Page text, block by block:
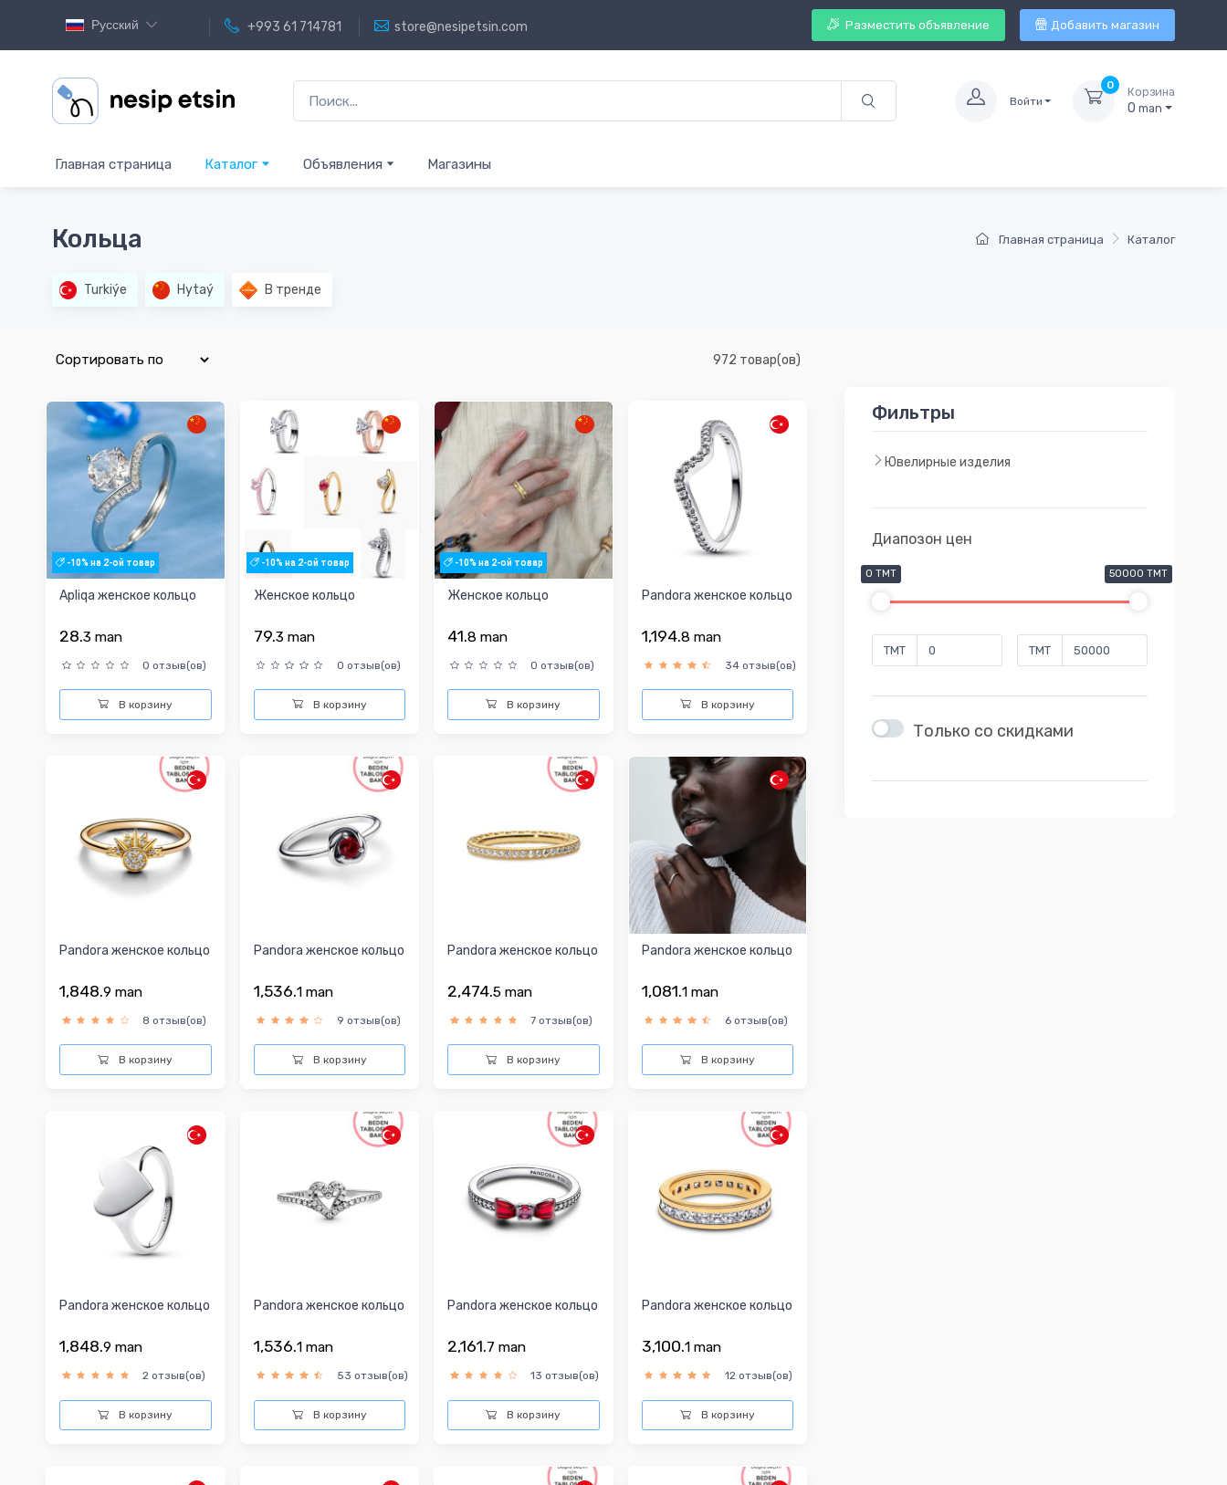
Русский +993 61 714781 store@nesipetsin.com Разместить объявление Добавить магазин
Войти
0
Корзина
0 man
Главная страница Каталог Объявления Магазины
Главная страница Каталог
Кольца
Turkiýe Hytaý В тренде
Фильтры
Ювелирные изделия
Диапозон цен
0 TMT 50000 TMT
TMT TMT
Только со скидками
972 товар(ов)
-10% на 2-ой товар
Apliqa женское кольцо
28.3 man
0 отзыв(ов)
В корзину
-10% на 2-ой товар
Женское кольцо
79.3 man
0 отзыв(ов)
В корзину
-10% на 2-ой товар
Женское кольцо
41.8 man
0 отзыв(ов)
В корзину
Pandora женское кольцо
1,194.8 man
34 отзыв(ов)
В корзину
Pandora женское кольцо
1,848.9 man
8 отзыв(ов)
В корзину
Pandora женское кольцо
1,536.1 man
9 отзыв(ов)
В корзину
Pandora женское кольцо
2,474.5 man
7 отзыв(ов)
В корзину
Pandora женское кольцо
1,081.1 man
6 отзыв(ов)
В корзину
Pandora женское кольцо
1,848.9 man
2 отзыв(ов)
В корзину
Pandora женское кольцо
1,536.1 man
53 отзыв(ов)
В корзину
Pandora женское кольцо
2,161.7 man
13 отзыв(ов)
В корзину
Pandora женское кольцо
3,100.1 man
12 отзыв(ов)
В корзину